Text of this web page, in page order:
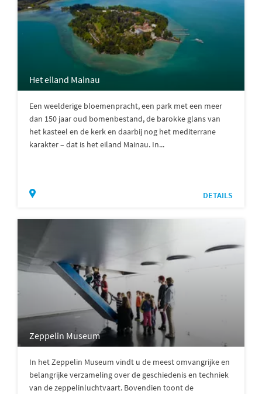
Het eiland Mainau
Een weelderige bloemenpracht, een park met een meer
dan 150 jaar oud bomenbestand, de barokke glans van
het kasteel en de kerk en daarbij nog het mediterrane
karakter – dat is het eiland Mainau. In...
DETAILS
Zeppelin Museum
In het Zeppelin Museum vindt u de meest omvangrijke en
belangrijke verzameling over de geschiedenis en techniek
van de zeppelinluchtvaart. Bovendien toont de